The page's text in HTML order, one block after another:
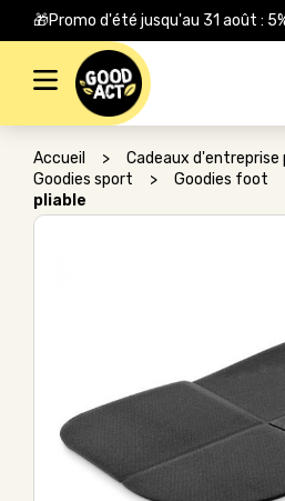
🎁Promo d'été jusqu'au 31 août :
Rechercher :
Accueil > Cadeaux d'entreprise
Goodies sport
> Goodies foot
pliable